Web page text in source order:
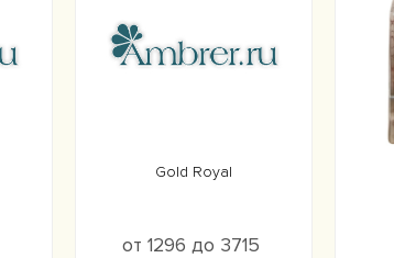
Gold Royal
от 1296 до 3715